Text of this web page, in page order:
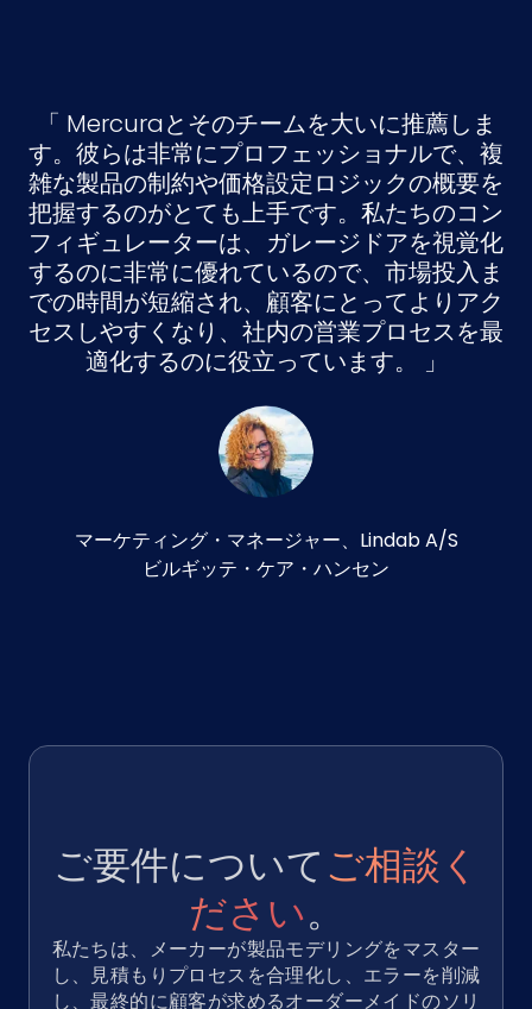
Mercuraとそのチームを大いに推薦しま
す。彼らは非常にプロフェッショナルで、複
雑な製品の制約や価格設定ロジックの概要を
把握するのがとても上手です。私たちのコン
フィギュレーターは、ガレージドアを視覚化
するのに非常に優れているので、市場投入ま
での時間が短縮され、顧客にとってよりアク
セスしやすくなり、社内の営業プロセスを最
適化するのに役立っています。
マーケティング・マネージャー、Lindab A/S
ビルギッテ・ケア・ハンセン
ご要件についてご相談く
ださい。
私たちは、メーカーが製品モデリングをマスター
し、見積もりプロセスを合理化し、エラーを削減
し、最終的に顧客が求めるオーダーメイドのソリ